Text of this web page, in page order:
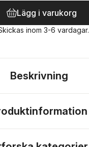
Lägg i varukorg
inom 3-6 vardagar.
Beskrivning